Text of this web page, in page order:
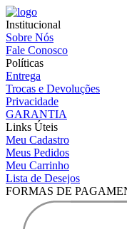
Institucional
Sobre Nós
Fale Conosco
Políticas
Entrega
Trocas e Devoluções
Privacidade
GARANTIA
Links Úteis
Meu Cadastro
Meus Pedidos
Meu Carrinho
Lista de Desejos
FORMAS DE